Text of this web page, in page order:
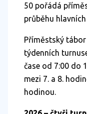
50 pořádá
průběhu
Příměstský
týdenních
čase od 7:00 do
mezi 7. a 8.
hodinou.